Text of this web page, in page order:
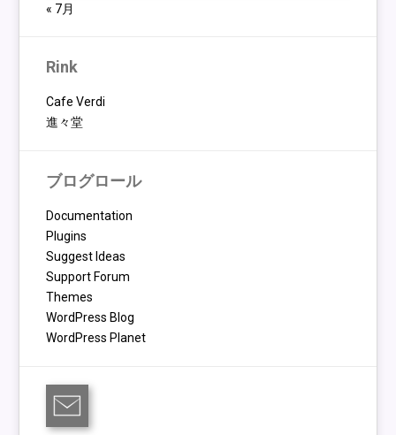
« 7月
Rink
Cafe Verdi
進々堂
ブログロール
Documentation
Plugins
Suggest Ideas
Support Forum
Themes
WordPress Blog
WordPress Planet